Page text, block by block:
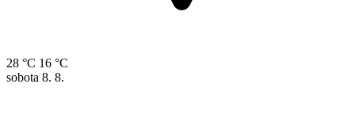
28 °C 16 °C
sobota 8. 8.